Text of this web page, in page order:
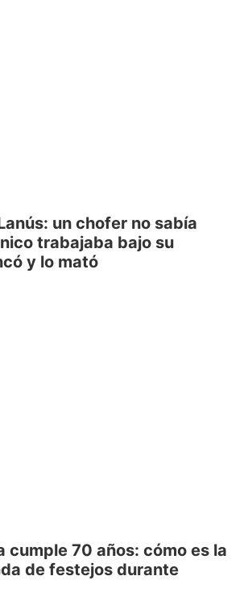
un chofer no sabía
trabajaba bajo su
y lo mató
cumple 70 años: cómo es la
de festejos durante